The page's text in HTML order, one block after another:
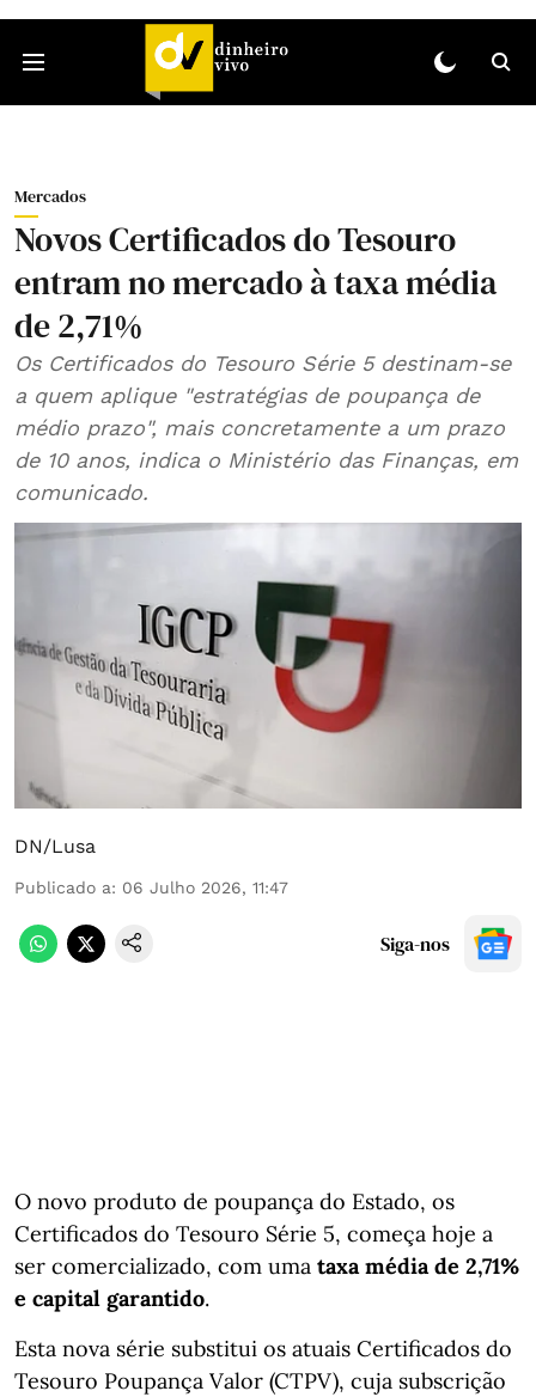
Mercados
Novos Certificados do Tesouro
entram no mercado à taxa média
de 2,71%
Os Certificados do Tesouro Série 5 destinam-se
a quem aplique "estratégias de poupança de
médio prazo", mais concretamente a um prazo
de 10 anos, indica o Ministério das Finanças, em
comunicado.
DN/Lusa
Publicado a: 06 Julho 2026, 11:47
Siga-nos
O novo produto de poupança do Estado, os
Certificados do Tesouro Série 5, começa hoje a
ser comercializado, com uma taxa média de 2,71%
e capital garantido.
Esta nova série substitui os atuais Certificados do
Tesouro Poupança Valor (CTPV), cuja subscrição